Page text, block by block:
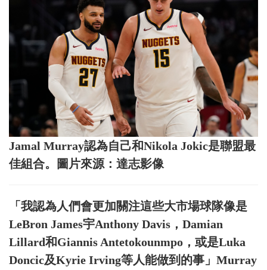
Jamal Murray認為自己和Nikola Jokic是聯盟最
佳組合。圖片來源：達志影像
「我認為人們會更加關注這些大市場球隊像是
LeBron James宇Anthony Davis，Damian
Lillard和Giannis Antetokounmpo，或是Luka
Doncic及Kyrie Irving等人能做到的事」Murray